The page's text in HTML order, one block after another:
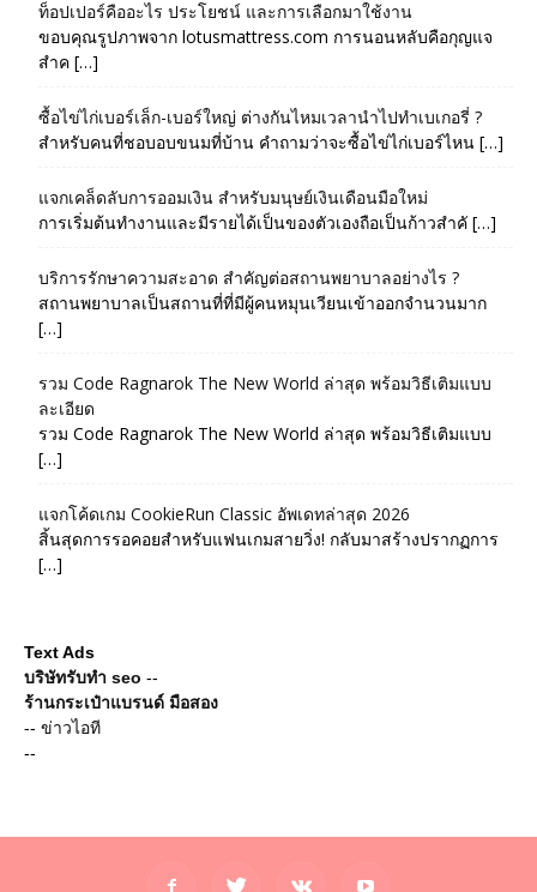
ท็อปเปอร์คืออะไร ประโยชน์ และการเลือกมาใช้งาน
ขอบคุณรูปภาพจาก lotusmattress.com การนอนหลับคือกุญแจ
สำค […]
ซื้อไข่ไก่เบอร์เล็ก-เบอร์ใหญ่ ต่างกันไหมเวลานำไปทำเบเกอรี่ ?
สำหรับคนที่ชอบอบขนมที่บ้าน คำถามว่าจะซื้อไข่ไก่เบอร์ไหน […]
แจกเคล็ดลับการออมเงิน สำหรับมนุษย์เงินเดือนมือใหม่
การเริ่มต้นทำงานและมีรายได้เป็นของตัวเองถือเป็นก้าวสำคั […]
บริการรักษาความสะอาด สำคัญต่อสถานพยาบาลอย่างไร ?
สถานพยาบาลเป็นสถานที่ที่มีผู้คนหมุนเวียนเข้าออกจำนวนมาก
[…]
รวม Code Ragnarok The New World ล่าสุด พร้อมวิธีเติมแบบ
ละเอียด
รวม Code Ragnarok The New World ล่าสุด พร้อมวิธีเติมแบบ
[…]
แจกโค้ดเกม CookieRun Classic อัพเดทล่าสุด 2026
สิ้นสุดการรอคอยสำหรับแฟนเกมสายวิ่ง! กลับมาสร้างปรากฏการ
[…]
Text Ads
บริษัทรับทำ seo --
ร้านกระเป๋าแบรนด์ มือสอง
-- ข่าวไอที
--